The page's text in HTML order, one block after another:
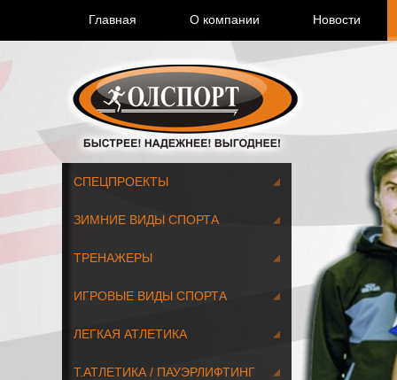
Главная О компании Новости
СПЕЦПРОЕКТЫ
ЗИМНИЕ ВИДЫ СПОРТА
ТРЕНАЖЕРЫ
ИГРОВЫЕ ВИДЫ СПОРТА
ЛЕГКАЯ АТЛЕТИКА
Т.АТЛЕТИКА / ПАУЭРЛИФТИНГ